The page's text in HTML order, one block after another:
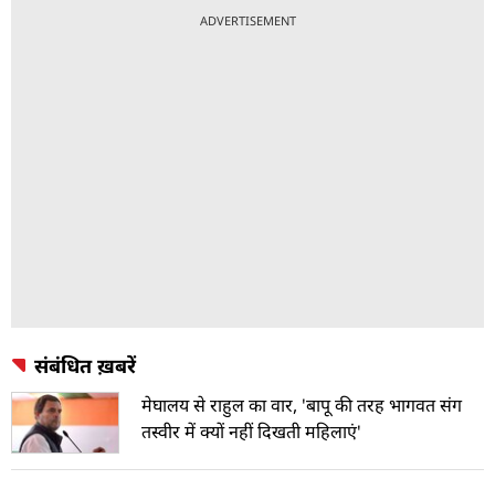
ADVERTISEMENT
संबंधित ख़बरें
मेघालय से राहुल का वार, 'बापू की तरह भागवत संग
तस्वीर में क्यों नहीं दिखती महिलाएं'